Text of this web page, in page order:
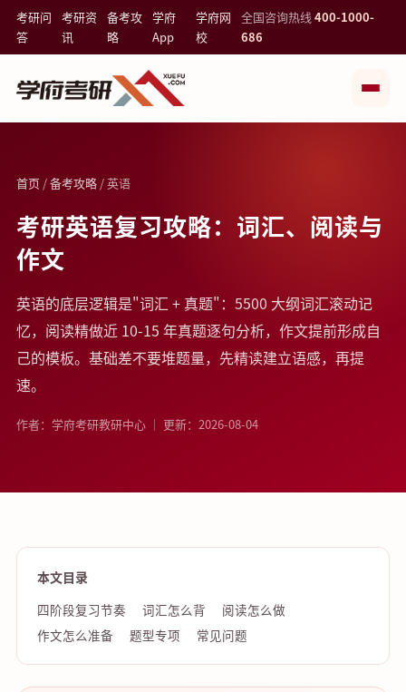
考研问
答
考研资
讯
备考攻
略
学府
App
学府网
校
全国咨询热线400-1000-
686
首页/备考攻略/ 英语
考研英语复习攻略：词汇、阅读与
作文
英语的底层逻辑是"词汇 + 真题"：5500 大纲词汇滚动记
忆，阅读精做近 10-15 年真题逐句分析，作文提前形成自
己的模板。基础差不要堆题量，先精读建立语感，再提
速。
作者：学府考研教研中心 ｜ 更新：2026-08-04
本文目录
四阶段复习节奏
词汇怎么背
阅读怎么做
作文怎么准备
题型专项 常见问题